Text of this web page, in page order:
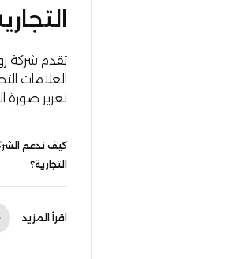
تقدم شركة
العلامات
تعزيز صورة
كيف ندعم
التجارية؟
اقرأ المزيد